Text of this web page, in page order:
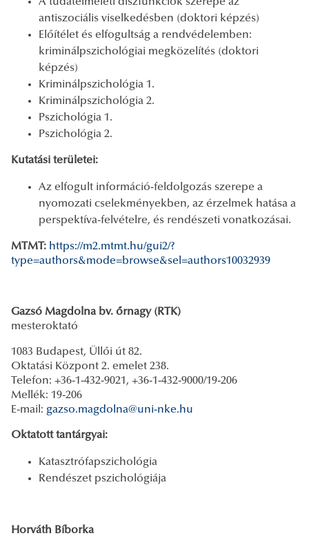
antiszociális viselkedésben (doktori képzés)
Előítélet és elfogultság a rendvédelemben:
kriminálpszichológiai megközelítés (doktori
képzés)
Kriminálpszichológia 1.
Kriminálpszichológia 2.
Pszichológia 1.
Pszichológia 2.
Kutatási területei:
Az elfogult információ-feldolgozás szerepe a
nyomozati cselekményekben, az érzelmek hatása a
perspektíva-felvételre, és rendészeti vonatkozásai.
MTMT: https://m2.mtmt.hu/gui2/?
type=authors&mode=browse&sel=authors10032939
Gazsó Magdolna bv. őrnagy (RTK)
mesteroktató
1083 Budapest, Üllői út 82.
Oktatási Központ 2. emelet 238.
Telefon: +36-1-432-9021, +36-1-432-9000/19-206
Mellék: 19-206
E-mail: gazso.magdolna@uni-nke.hu
Oktatott tantárgyai:
Katasztrófapszichológia
Rendészet pszichológiája
Horváth Bíborka